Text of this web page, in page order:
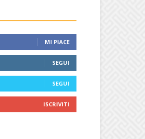
MI PIACE
SEGUI
SEGUI
ISCRIVITI